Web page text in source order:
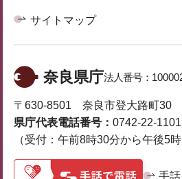
サイトマップ
奈良県庁法人番号：
〒630-8501 奈良市登大路町30
県庁代表電話番号： 0742-22-1101
（受付：午前8時30分から午後5時
手